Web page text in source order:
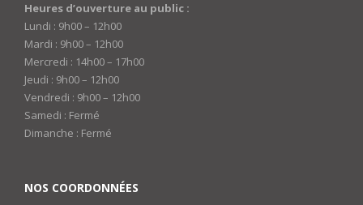
Heures d’ouverture au public :
Lundi : 9h00 – 12h00
Mardi : 9h00 – 12h00
Mercredi : 14h00 – 17h00
Jeudi : 9h00 – 12h00
Vendredi : 9h00 – 12h00
Samedi : Fermé
Dimanche : Fermé
NOS COORDONNÉES